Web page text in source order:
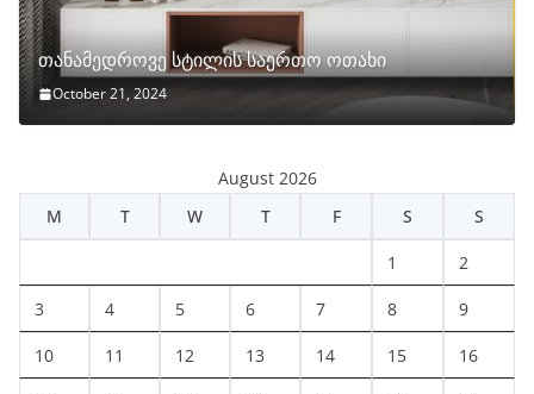
თანამედროვე სტილის საერთო ოთახი
October 21, 2024
August 2026
M
T W T F S S
1 2
3 4 5 6 7 8 9
10 11 12 13 14 15 16